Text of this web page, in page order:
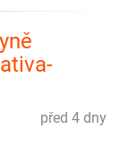
před 4 dny